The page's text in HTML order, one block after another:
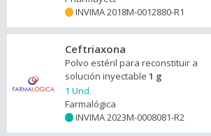
INVIMA 2018M-0012880-R1
Ceftriaxona
Polvo estéril para reconstituir a
solución inyectable 1 g
1 Und.
Farmalógica
INVIMA 2023M-0008081-R2